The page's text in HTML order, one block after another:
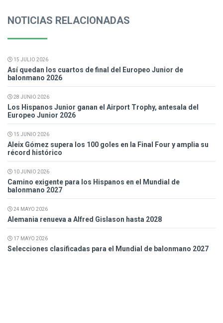
NOTICIAS RELACIONADAS
15 JULIO 2026
Así quedan los cuartos de final del Europeo Junior de
balonmano 2026
28 JUNIO 2026
Los Hispanos Junior ganan el Airport Trophy, antesala del
Europeo Junior 2026
15 JUNIO 2026
Aleix Gómez supera los 100 goles en la Final Four y amplia su
récord histórico
10 JUNIO 2026
Camino exigente para los Hispanos en el Mundial de
balonmano 2027
24 MAYO 2026
Alemania renueva a Alfred Gislason hasta 2028
17 MAYO 2026
Selecciones clasificadas para el Mundial de balonmano 2027